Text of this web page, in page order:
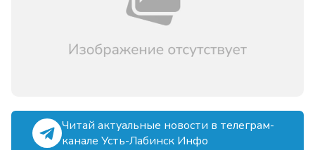
Читай актуальные новости в телеграм-
канале Усть-Лабинск Инфо